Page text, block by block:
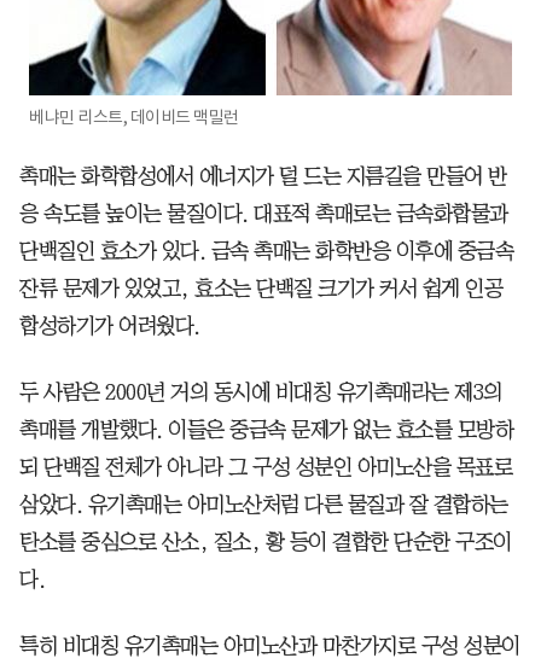
베냐민 리스트, 데이비드 맥밀런
촉매는 화학합성에서 에너지가 덜 드는 지름길을 만들어 반
응 속도를 높이는 물질이다. 대표적 촉매로는 금속화합물과
단백질인 효소가 있다. 금속 촉매는 화학반응 이후에 중금속
잔류 문제가 있었고, 효소는 단백질 크기가 커서 쉽게 인공
합성하기가 어려웠다.
두 사람은 2000년 거의 동시에 비대칭 유기촉매라는 제3의
촉매를 개발했다. 이들은 중금속 문제가 없는 효소를 모방하
되 단백질 전체가 아니라 그 구성 성분인 아미노산을 목표로
삼았다. 유기촉매는 아미노산처럼 다른 물질과 잘 결합하는
탄소를 중심으로 산소, 질소, 황 등이 결합한 단순한 구조이
다.
특히 비대칭 유기촉매는 아미노산과 마찬가지로 구성 성분이